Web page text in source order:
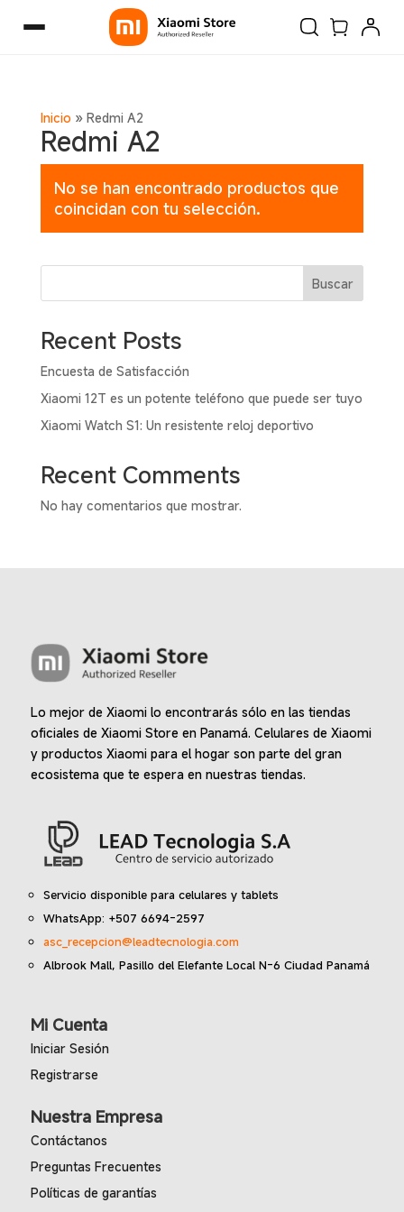
Inicio » Redmi A2
Redmi A2
No se han encontrado productos que
coincidan con tu selección.
Buscar
Recent Posts
Encuesta de Satisfacción
Xiaomi 12T es un potente teléfono que puede ser tuyo
Xiaomi Watch S1: Un resistente reloj deportivo
Recent Comments
No hay comentarios que mostrar.
Lo mejor de Xiaomi lo encontrarás sólo en las tiendas
oficiales de Xiaomi Store en Panamá. Celulares de Xiaomi
y productos Xiaomi para el hogar son parte del gran
ecosistema que te espera en nuestras tiendas.
Servicio disponible para celulares y tablets
WhatsApp: +507 6694-2597
asc_recepcion@leadtecnologia.com
Albrook Mall, Pasillo del Elefante Local N-6 Ciudad Panamá
Mi Cuenta
Iniciar Sesión
Registrarse
Nuestra Empresa
Contáctanos
Preguntas Frecuentes
Políticas de garantías